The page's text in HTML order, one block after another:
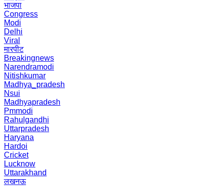
भाजपा
Congress
Modi
Delhi
Viral
मारपीट
Breakingnews
Narendramodi
Nitishkumar
Madhya_pradesh
Nsui
Madhyapradesh
Pmmodi
Rahulgandhi
Uttarpradesh
Haryana
Hardoi
Cricket
Lucknow
Uttarakhand
लखनऊ